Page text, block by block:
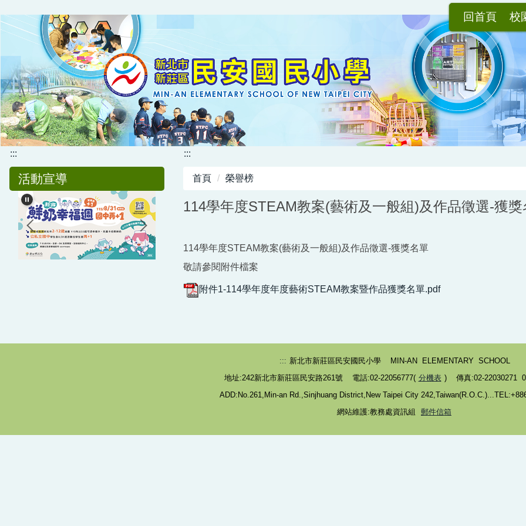
到
主
容
區
回首頁 校
:::
活動宣導
:::
首頁 榮譽榜
114學年度STEAM教案(藝術及一般組)及作品徵選-獲獎
114學年度STEAM教案(藝術及一般組)及作品徵選-獲獎名單
敬請參閱附件檔案
附件1-114學年度年度藝術STEAM教案暨作品獲獎名單.pdf
::: 新北市新莊區民安國民小學 MIN-AN ELEMENTARY SCHOOL
地址:242新北市新莊區民安路261號 電話:02-22056777( 分機表 ) 傳真:02-22030271
ADD:No.261,Min-an Rd.,Sinjhuang District,New Taipei City
網站維護:教務處資訊組 郵件信箱